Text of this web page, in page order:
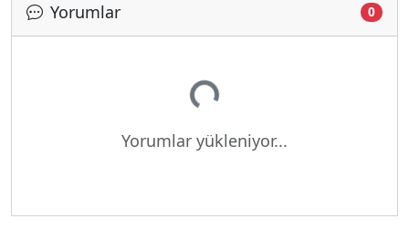
Yorumlar 0
Yükleniyor...
Yorumlar yükleniyor...